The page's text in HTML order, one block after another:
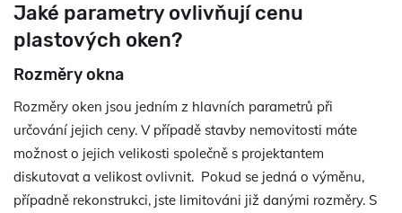
Jaké parametry ovlivňují cenu
plastových oken?
Rozměry okna
Rozměry oken jsou jedním z hlavních parametrů při
určování jejich ceny. V případě stavby nemovitosti máte
možnost o jejich velikosti společně s projektantem
diskutovat a velikost ovlivnit. Pokud se jedná o výměnu,
případně rekonstrukci, jste limitováni již danými rozměry. S